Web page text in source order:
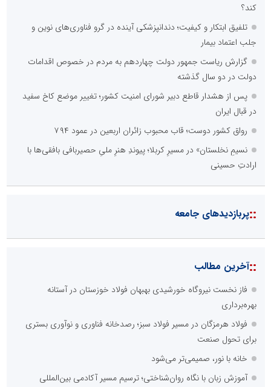
کند؟
تلفیق ابتکار و کیفیت؛ دندانپزشکی آینده در گرو فناوری‌های نوین و
جلب اعتماد بیمار
گزارش ریاست جمهور دولت چهاردهم به مردم در خصوص اقدامات
دولت در دو سال گذشته
پس از هشدار قاطع دبیر شورای امنیت کشور؛ تغییر موضع کاخ سفید
در قبال ایران
رواق کشور دوست؛ قاب محبوب زائران اربعین در عمود ۷۹۴
نسیمِ نخلستان» در مسیرِ کربلا؛ پیوندِ هنرِ ملیِ حصیربافی بافقی‌ها با
ارادتِ حسینی
::پربازدیدهای جامعه
::آخرین مطالب
فاز نخست نیروگاه خورشیدی بهبهان فولاد خوزستان در آستانه
بهره‌برداری
فولاد هرمزگان در مسیر فولاد سبز؛ رصدخانه فناوری و نوآوری بستری
برای تحول صنعت
خانه با نور، صمیمی‌تر می‌شود
آموزش زبان با نگاه روان‌شناختی؛ ترسیم مسیر آکادمی بین‌المللی